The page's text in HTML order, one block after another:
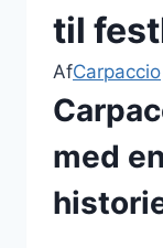
til
AfCarpaccio
med